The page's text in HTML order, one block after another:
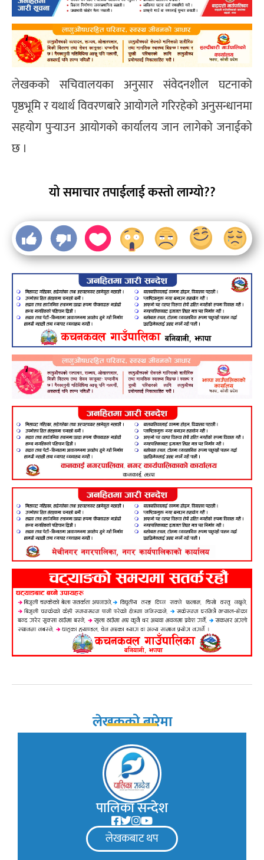
लेखकको सचिवालयका अनुसार संवेदनशील घटनाको
पृष्ठभूमि र यथार्थ विवरणबारे आयोगले गरिरहेको अनुसन्धानमा
सहयोग पुर्‍याउन आयोगको कार्यालय जान लागेको जनाईको
छ ।
यो समाचार तपाईलाई कस्तो लाग्यो??
लेखकको बारेमा
पालिका सन्देश
लेखकबाट थप